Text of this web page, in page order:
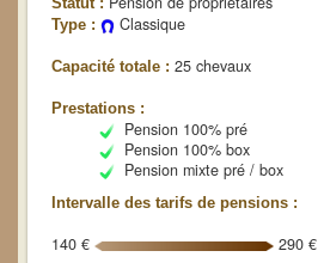
Statut :
Type : Classique
Capacité totale : 25 chevaux
Prestations :
Pension 100% pré
Pension 100% box
Pension mixte pré / box
Intervalle des tarifs de pensions :
140 € 290 €